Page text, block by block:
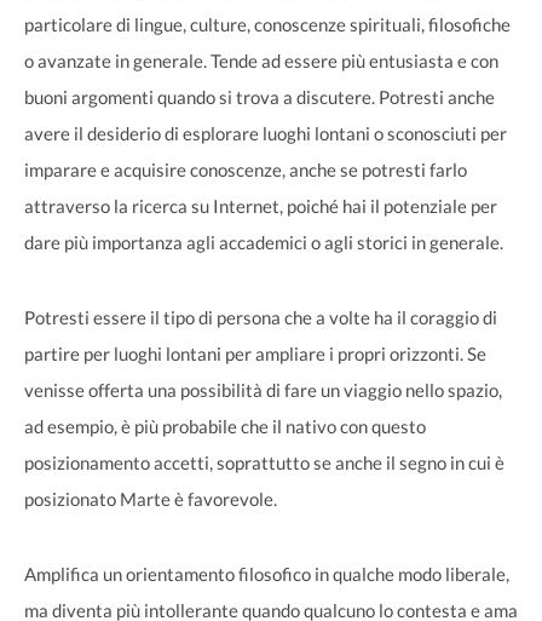
particolare di lingue, culture, conoscenze spirituali, filosofiche
o avanzate in generale. Tende ad essere più entusiasta e con
buoni argomenti quando si trova a discutere. Potresti anche
avere il desiderio di esplorare luoghi lontani o sconosciuti per
imparare e acquisire conoscenze, anche se potresti farlo
attraverso la ricerca su Internet, poiché hai il potenziale per
dare più importanza agli accademici o agli storici in generale.
Potresti essere il tipo di persona che a volte ha il coraggio di
partire per luoghi lontani per ampliare i propri orizzonti. Se
venisse offerta una possibilità di fare un viaggio nello spazio,
ad esempio, è più probabile che il nativo con questo
posizionamento accetti, soprattutto se anche il segno in cui è
posizionato Marte è favorevole.
Amplifica un orientamento filosofico in qualche modo liberale,
ma diventa più intollerante quando qualcuno lo contesta e ama